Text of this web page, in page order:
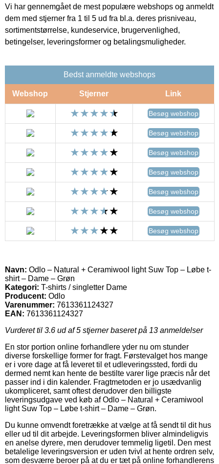
Vi har gennemgået de mest populære webshops og anmeldt
dem med stjerner fra 1 til 5 ud fra bl.a. deres prisniveau,
sortimentstørrelse, kundeservice, brugervenlighed,
betingelser, leveringsformer og betalingsmuligheder.
Bedst anmeldte webshops
Webshop Stjerner Link
Besøg webshop
Besøg webshop
Besøg webshop
Besøg webshop
Besøg webshop
Besøg webshop
Besøg webshop
Navn: Odlo – Natural + Ceramiwool light Suw Top – Løbe t-
shirt – Dame – Grøn
Kategori: T-shirts / singletter Dame
Producent: Odlo
Varenummer: 7613361124327
EAN: 7613361124327
Vurderet til 3.6 ud af 5 stjerner baseret på 13 anmeldelser
En stor portion online forhandlere yder nu om stunder
diverse forskellige former for fragt. Førstevalget hos mange
er i vore dage at få leveret til et udleveringssted, fordi du
dermed nemt kan hente de bestilte varer lige præcis når det
passer ind i din kalender. Fragtmetoden er jo usædvanlig
ukompliceret, samt oftest derudover den billigste
leveringsudgave ved køb af Odlo – Natural + Ceramiwool
light Suw Top – Løbe t-shirt – Dame – Grøn.
Du kunne omvendt foretrække at vælge at få sendt til dit hus
eller ud til dit arbejde. Leveringsformen bliver almindeligvis
en anelse dyrere, men derudover temmelig ligetil. Den mest
betalelige leveringsversion er uden tvivl at hente ordren selv,
som desværre beroer på at du er tæt på online forhandlerens